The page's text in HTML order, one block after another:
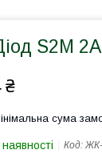
S2M
₴
сума
Код: